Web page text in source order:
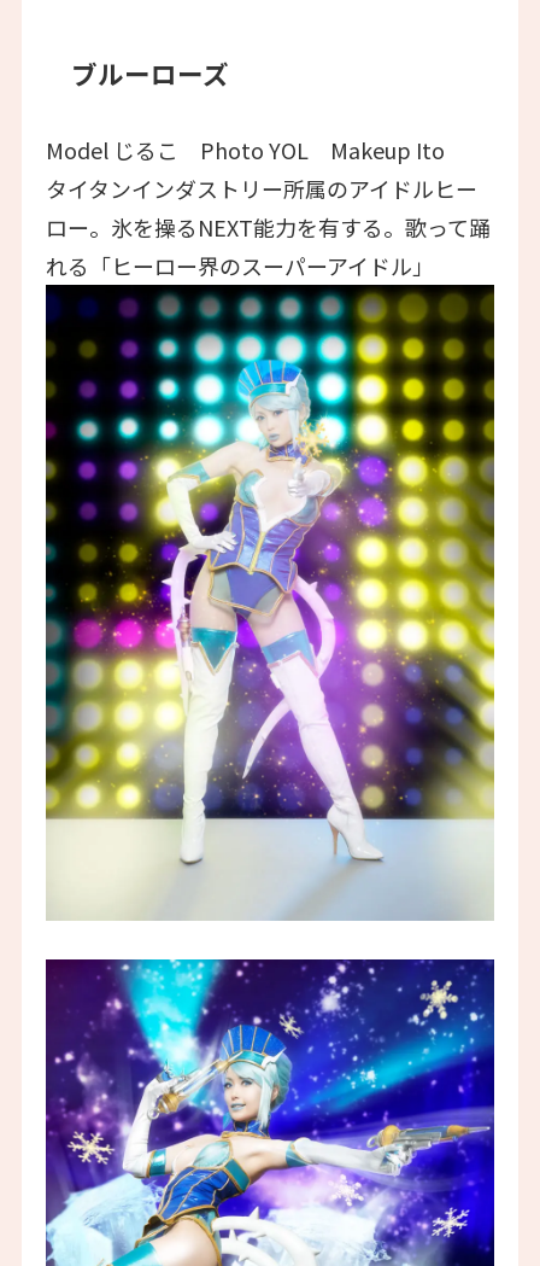
ブルーローズ
Model じるこ Photo YOL Makeup Ito
タイタンインダストリー所属のアイドルヒー
ロー。氷を操るNEXT能力を有する。歌って踊
れる「ヒーロー界のスーパーアイドル」